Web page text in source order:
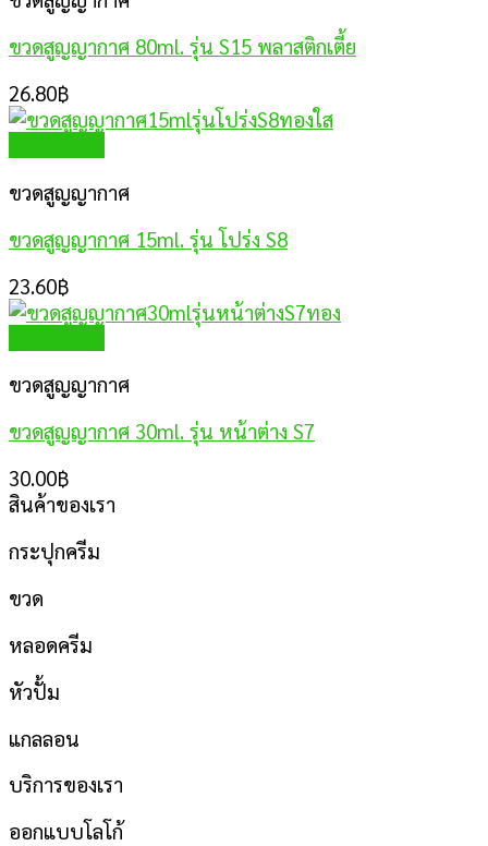
ขวดสูญญากาศ 80ml. รุ่น S15 พลาสติกเตี้ย
26.80฿
ขวดสูญญากาศ
ขวดสูญญากาศ 15ml. รุ่น โปร่ง S8
23.60฿
ขวดสูญญากาศ
ขวดสูญญากาศ 30ml. รุ่น หน้าต่าง S7
30.00฿
สินค้าของเรา
กระปุกครีม
ขวด
หลอดครีม
หัวปั้ม
แกลลอน
บริการของเรา
ออกแบบโลโก้